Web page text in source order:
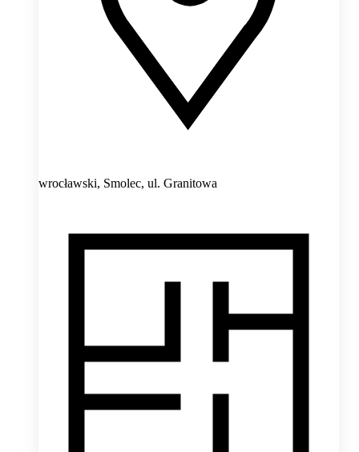
wrocławski, Smolec, ul. Granitowa